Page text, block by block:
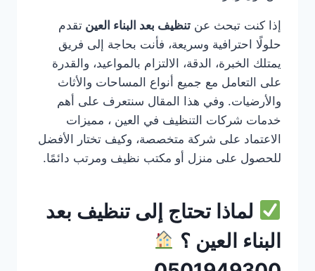
إذا كنت تبحث عن تنظيف بعد البناء العين تقدم
حلولًا احترافية وسريعة، فأنت بحاجة إلى فريق
يمتلك الخبرة، الدقة، الالتزام بالمواعيد، والقدرة
على التعامل مع جميع أنواع المساحات والأثاث
والأرضيات. وفي هذا المقال سنتعرف على أهم
خدمات شركات التنظيف في العين ، مميزات
الاعتماد على شركة متخصصة، وكيف تختار الأفضل
للحصول على منزل أو مكتب نظيف ومرتب دائمًا.
لماذا تحتاج إلى تنظيف بعد
البناء العين ؟